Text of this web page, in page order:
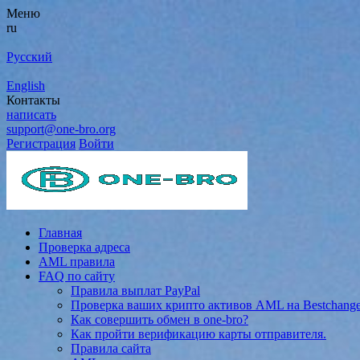
Меню
ru
Русский
English
Контакты
написать
support@one-bro.org
Регистрация Войти
Главная
Проверка адреса
AML правила
FAQ по сайту
Правила выплат PayPal
Проверка ваших крипто активов AML на
Как совершить обмен в one-bro?
Как пройти верификацию карты отправителя.
Правила сайта